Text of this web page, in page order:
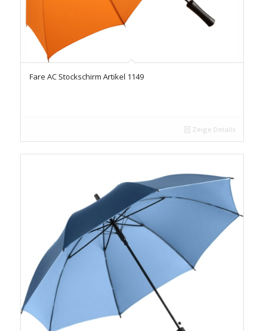
Fare AC Stockschirm Artikel 1149
Zeige Details